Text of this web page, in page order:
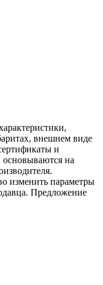
внешнем виде
и
основываются на
изменить параметры
Предложение